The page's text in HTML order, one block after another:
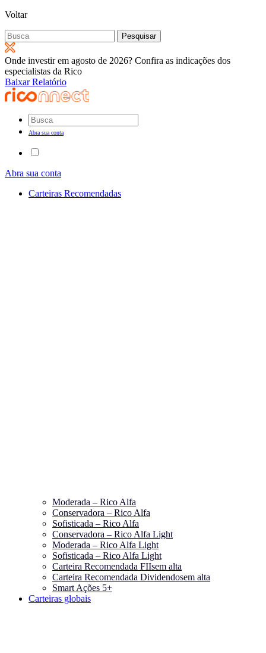
Voltar
Pesquisar
por:
Onde investir em agosto de 2026? Confira as indicações dos
especialistas da Rico
Baixar Relatório
Abra sua conta
Abra sua conta
Carteiras Recomendadas
Moderada – Rico Alfa
Conservadora – Rico Alfa
Sofisticada – Rico Alfa
Conservadora – Rico Alfa Light
Moderada – Rico Alfa Light
Sofisticada – Rico Alfa Light
Carteira Recomendada FIIsem alta
Carteira Recomendada Dividendosem alta
Smart Ações 5+
Carteiras globais